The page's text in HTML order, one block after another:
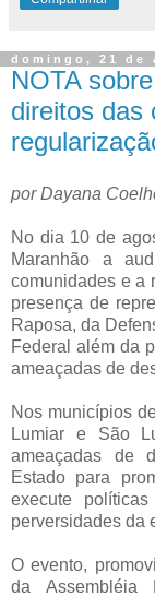
domingo, 21 de
NOTA
direitos das
por Dayana
No dia 10 de
Maranhão a
comunidades e a
presença de
Raposa, da
Federal além da
ameaçadas de
Nos municípios
Lumiar e São
ameaçadas de
Estado para
execute
perversidades da
O evento,
da Assembléia